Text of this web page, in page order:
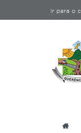
Ir para o